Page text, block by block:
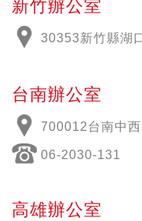
新竹辦公室
30353新竹縣湖
台南辦公室
700012台南中
06-2030-131
高雄辦公室